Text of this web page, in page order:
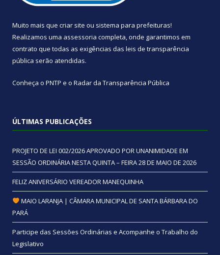
Muito mais que criar site ou sistema para prefeituras!
Realizamos uma assessoria completa, onde garantimos em
contrato que todas as exigências das leis de transparência
pública serão atendidas.
Conheça o PNTP e o Radar da Transparência Pública
ÚLTIMAS PUBLICAÇÕES
PROJETO DE LEI 002/2026 APROVADO POR UNANIMIDADE EM
SESSÃO ORDINÁRIA NESTA QUINTA – FEIRA 28 DE MAIO DE 2026
FELIZ ANIVERSÁRIO VEREADOR MANEQUINHA
MAIO LARANJA | CÂMARA MUNICIPAL DE SANTA BÁRBARA DO
PARÁ
Participe das Sessões Ordinárias e Acompanhe o Trabalho do
Legislativo